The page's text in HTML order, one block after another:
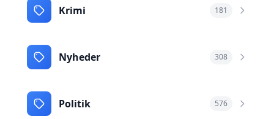
Krimi 181
Nyheder 308
Politik 576